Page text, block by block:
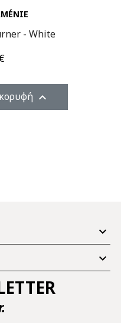
- White


